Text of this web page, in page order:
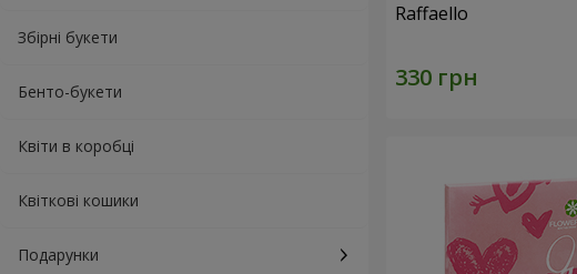
Збірні букети
Бенто-букети
Квіти в коробці
Квіткові кошики
Подарунки
Raffaello